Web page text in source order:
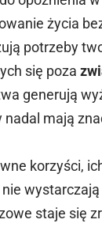
życia
potrzeby
się poza
generują
mają
korzyści,
staje się